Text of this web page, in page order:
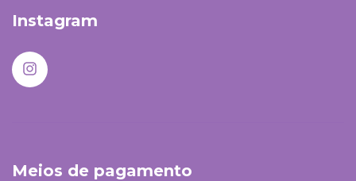
Instagram
Meios de pagamento